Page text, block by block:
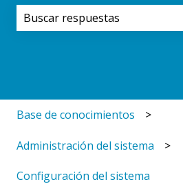
Base de conocimientos
Administración del sistema
Configuración del sistema